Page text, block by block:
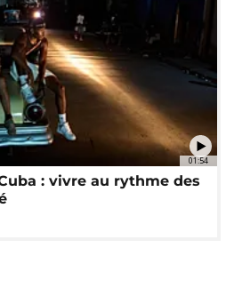
01:54
: vivre au rythme des